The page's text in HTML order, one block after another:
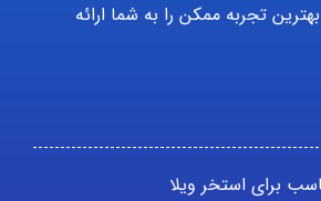
تجربه ممکن را به شما ارائه
برای استخر ویلا